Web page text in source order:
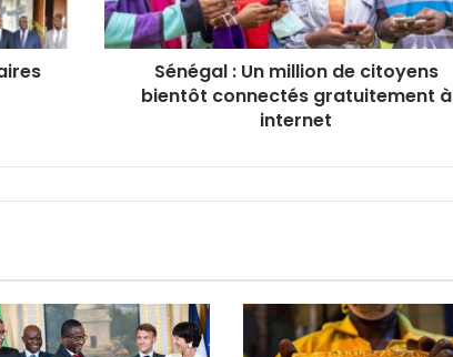
connectés
gratuitement
internet
Sénégal : Un million de citoyens
bientôt connectés gratuitement à
internet